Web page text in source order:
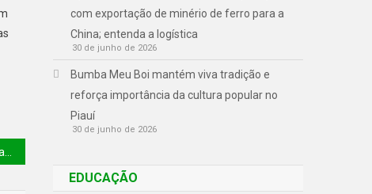
com exportação de minério de ferro para a
China; entenda a logística
30 de junho de 2026
Bumba Meu Boi mantém viva tradição e
reforça importância da cultura popular no
Piauí
30 de junho de 2026
EDUCAÇÃO